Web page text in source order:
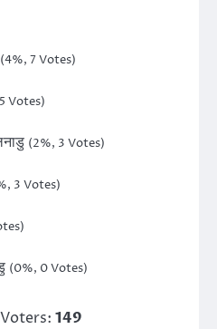
(4%, 7 Votes)
Votes)
(2%, 3 Votes)
3 Votes)
(0%, 0 Votes)
149